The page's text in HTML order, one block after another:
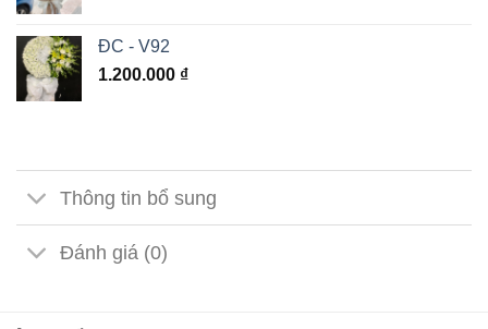
ĐC - V92
1.200.000 ₫
Thông tin bổ sung
Đánh giá (0)